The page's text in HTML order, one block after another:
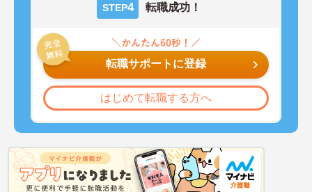
STEP4 転職成功！
転職サポートに登録
はじめて転職する方へ